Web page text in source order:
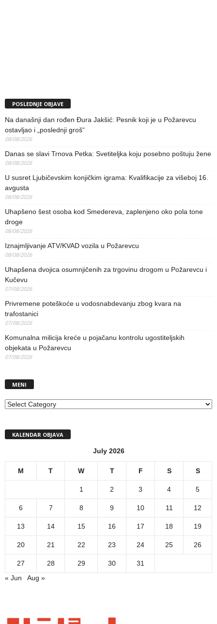
POSLEDNJE OBJAVE
Na današnji dan rođen Đura Jakšić: Pesnik koji je u Požarevcu
ostavljao i „poslednji groš“
08/08/2026
Danas se slavi Trnova Petka: Svetiteljka koju posebno poštuju žene
08/08/2026
U susret Ljubičevskim konjičkim igrama: Kvalifikacije za višeboj 16.
avgusta
08/08/2026
Uhapšeno šest osoba kod Smedereva, zaplenjeno oko pola tone
droge
08/08/2026
Iznajmljivanje ATV/KVAD vozila u Požarevcu
08/08/2026
Uhapšena dvojica osumnjičenih za trgovinu drogom u Požarevcu i
Kučevu
07/08/2026
Privremene poteškoće u vodosnabdevanju zbog kvara na
trafostanici
07/08/2026
Komunalna milicija kreće u pojačanu kontrolu ugostiteljskih
objekata u Požarevcu
07/08/2026
MENI
MENI
KALENDAR OBJAVA
July 2026
M T W T F S S
1 2 3 4 5
6 7 8 9 10 11 12
13 14 15 16 17 18 19
20 21 22 23 24 25 26
27 28 29 30
31
« Jun
Aug »